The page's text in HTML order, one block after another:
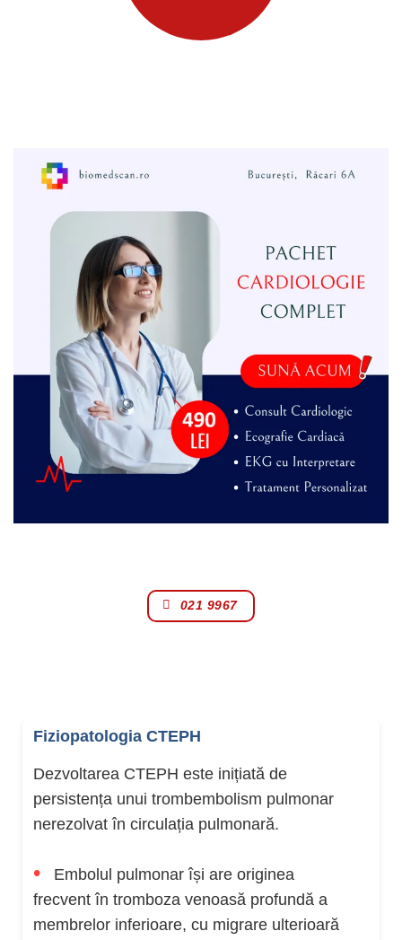
021 9967
Fiziopatologia CTEPH
Dezvoltarea CTEPH este inițiată de
persistența unui trombembolism pulmonar
nerezolvat în circulația pulmonară.
•
Embolul pulmonar își are originea
frecvent în tromboza venoasă profundă a
membrelor inferioare, cu migrare ulterioară